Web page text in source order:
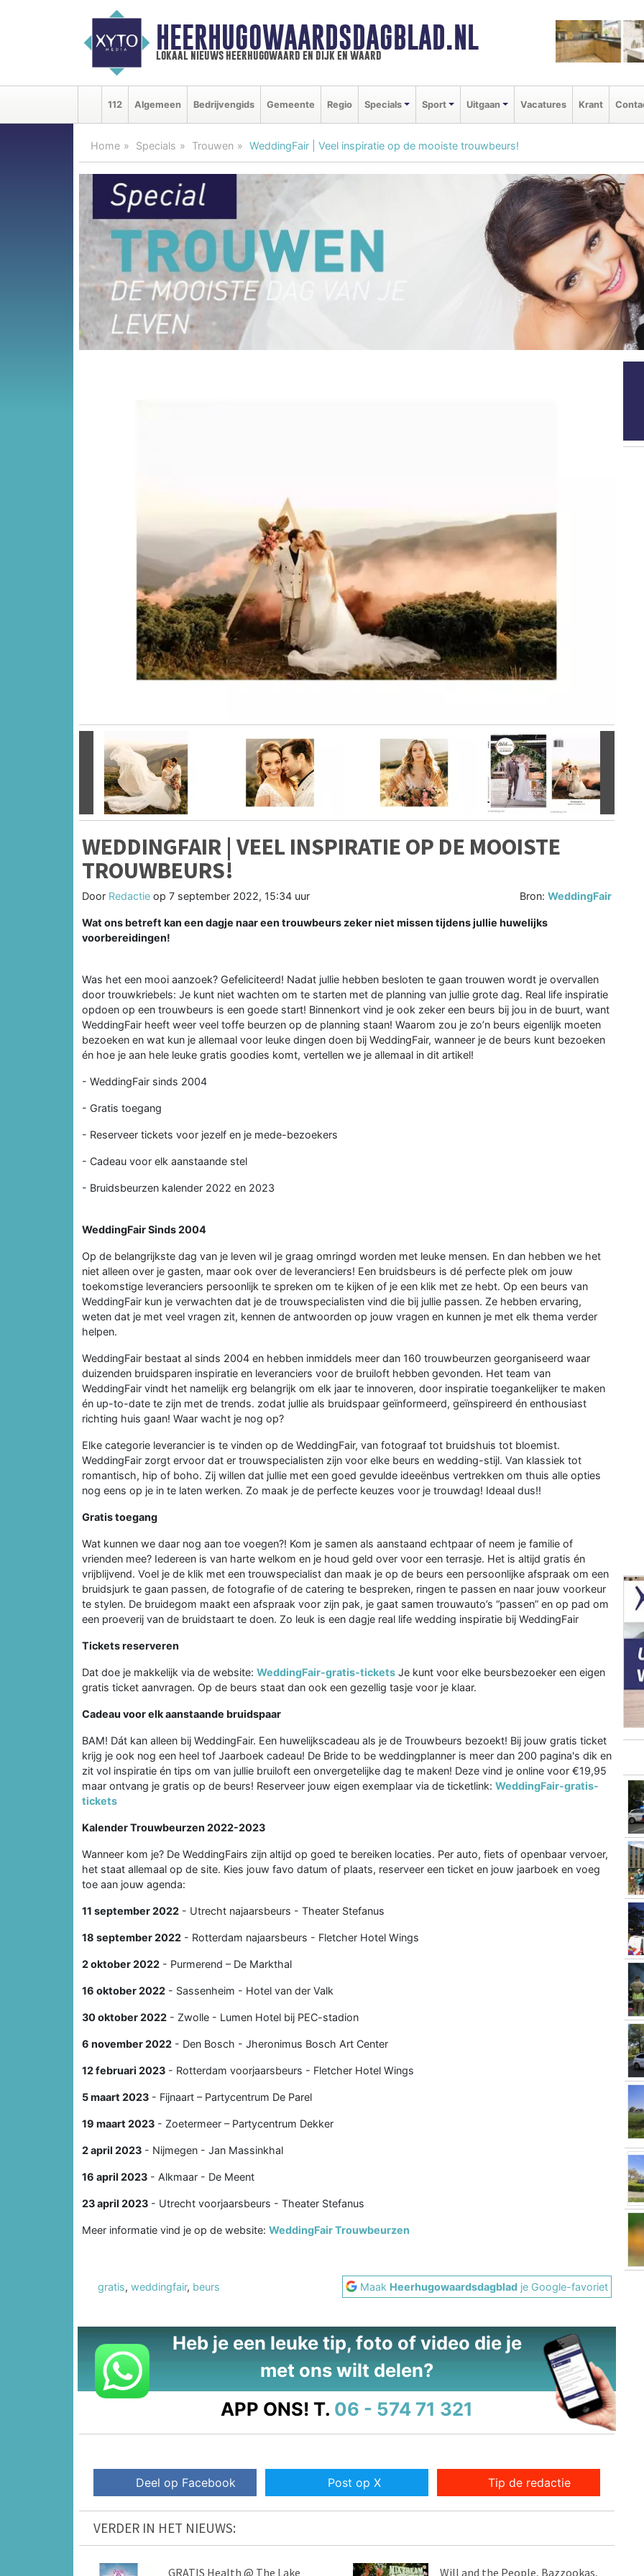
HEERHUGOWAARDSDAGBLAD.NL
lokaal nieuws heerhugowaard en dijk en waard
112 Algemeen Bedrijvengids Gemeente Regio Specials Sport Uitgaan Vacatures Krant
Home Specials Trouwen WeddingFair | Veel inspiratie op de mooiste trouwbeurs!
Vorige
WEDDINGFAIR | VEEL INSPIRATIE OP DE MOOISTE
TROUWBEURS!
Door Redactie op 7 september 2022, 15:34 uur Bron:WeddingFair
Wat ons betreft kan een dagje naar een trouwbeurs zeker niet missen tijdens jullie huwelijks
voorbereidingen!
Was het een mooi aanzoek? Gefeliciteerd! Nadat jullie hebben besloten te gaan trouwen wordt je overvallen
door trouwkriebels: Je kunt niet wachten om te starten met de planning van jullie grote dag. Real life inspiratie
opdoen op een trouwbeurs is een goede start! Binnenkort vind je ook zeker een beurs bij jou in de buurt, want
WeddingFair heeft weer veel toffe beurzen op de planning staan! Waarom zou je zo’n beurs eigenlijk moeten
bezoeken en wat kun je allemaal voor leuke dingen doen bij WeddingFair, wanneer je de beurs kunt bezoeken
én hoe je aan hele leuke gratis goodies komt, vertellen we je allemaal in dit artikel!
- WeddingFair sinds 2004
- Gratis toegang
- Reserveer tickets voor jezelf en je mede-bezoekers
- Cadeau voor elk aanstaande stel
- Bruidsbeurzen kalender 2022 en 2023
WeddingFair Sinds 2004
Op de belangrijkste dag van je leven wil je graag omringd worden met leuke mensen. En dan hebben we het
niet alleen over je gasten, maar ook over de leveranciers! Een bruidsbeurs is dé perfecte plek om jouw
toekomstige leveranciers persoonlijk te spreken om te kijken of je een klik met ze hebt. Op een beurs van
WeddingFair kun je verwachten dat je de trouwspecialisten vind die bij jullie passen. Ze hebben ervaring,
weten dat je met veel vragen zit, kennen de antwoorden op jouw vragen en kunnen je met elk thema verder
helpen.
WeddingFair bestaat al sinds 2004 en hebben inmiddels meer dan 160 trouwbeurzen georganiseerd waar
duizenden bruidsparen inspiratie en leveranciers voor de bruiloft hebben gevonden. Het team van
WeddingFair vindt het namelijk erg belangrijk om elk jaar te innoveren, door inspiratie toegankelijker te maken
én up-to-date te zijn met de trends. zodat jullie als bruidspaar geïnformeerd, geïnspireerd én enthousiast
richting huis gaan! Waar wacht je nog op?
Elke categorie leverancier is te vinden op de WeddingFair, van fotograaf tot bruidshuis tot bloemist.
WeddingFair zorgt ervoor dat er trouwspecialisten zijn voor elke beurs en wedding-stijl. Van klassiek tot
romantisch, hip of boho. Zij willen dat jullie met een goed gevulde ideeënbus vertrekken om thuis alle opties
nog eens op je in te laten werken. Zo maak je de perfecte keuzes voor je trouwdag! Ideaal dus!!
Gratis toegang
Wat kunnen we daar nog aan toe voegen?! Kom je samen als aanstaand echtpaar of neem je familie of
vrienden mee? Iedereen is van harte welkom en je houd geld over voor een terrasje. Het is altijd gratis én
vrijblijvend. Voel je de klik met een trouwspecialist dan maak je op de beurs een persoonlijke afspraak om een
bruidsjurk te gaan passen, de fotografie of de catering te bespreken, ringen te passen en naar jouw voorkeur
te stylen. De bruidegom maakt een afspraak voor zijn pak, je gaat samen trouwauto’s “passen” en op pad om
een proeverij van de bruidstaart te doen. Zo leuk is een dagje real life wedding inspiratie bij WeddingFair
Tickets reserveren
Dat doe je makkelijk via de website: WeddingFair-gratis-tickets Je kunt voor elke beursbezoeker een eigen
gratis ticket aanvragen. Op de beurs staat dan ook een gezellig tasje voor je klaar.
Cadeau voor elk aanstaande bruidspaar
BAM! Dát kan alleen bij WeddingFair. Een huwelijkscadeau als je de Trouwbeurs bezoekt! Bij jouw gratis ticket
krijg je ook nog een heel tof Jaarboek cadeau! De Bride to be weddingplanner is meer dan 200 pagina's dik en
zit vol inspiratie én tips om van jullie bruiloft een onvergetelijke dag te maken! Deze vind je online voor €19,95
maar ontvang je gratis op de beurs! Reserveer jouw eigen exemplaar via de ticketlink: WeddingFair-gratis-
tickets
Kalender Trouwbeurzen 2022-2023
Wanneer kom je? De WeddingFairs zijn altijd op goed te bereiken locaties. Per auto, fiets of openbaar vervoer,
het staat allemaal op de site. Kies jouw favo datum of plaats, reserveer een ticket en jouw jaarboek en voeg
toe aan jouw agenda:
11 september 2022 - Utrecht najaarsbeurs - Theater Stefanus
18 september 2022 - Rotterdam najaarsbeurs - Fletcher Hotel Wings
2 oktober 2022 - Purmerend – De Markthal
16 oktober 2022 - Sassenheim - Hotel van der Valk
30 oktober 2022 - Zwolle - Lumen Hotel bij PEC-stadion
6 november 2022 - Den Bosch - Jheronimus Bosch Art Center
12 februari 2023 - Rotterdam voorjaarsbeurs - Fletcher Hotel Wings
5 maart 2023 - Fijnaart – Partycentrum De Parel
19 maart 2023 - Zoetermeer – Partycentrum Dekker
2 april 2023 - Nijmegen - Jan Massinkhal
16 april 2023 - Alkmaar - De Meent
23 april 2023 - Utrecht voorjaarsbeurs - Theater Stefanus
Meer informatie vind je op de website: WeddingFair Trouwbeurzen
gratis, weddingfair, beurs Maak Heerhugowaardsdagblad je Google-favoriet
Heb je een leuke tip, foto of video die je
met ons wilt delen?
APP ONS! T. 06 - 574 71 321
Deel op Facebook Post op X Tip de redactie
VERDER IN HET NIEUWS:
GRATIS Health @ The Lake Will and the People, Bazzookas,